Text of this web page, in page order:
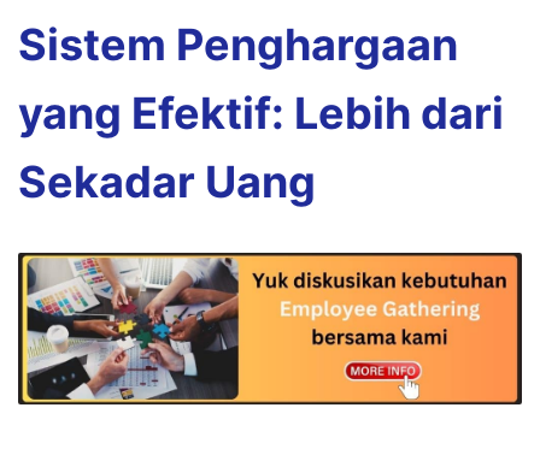
Sistem Penghargaan
yang Efektif: Lebih dari
Sekadar Uang